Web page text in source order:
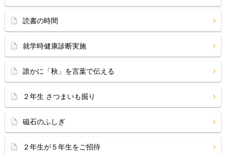
読書の時間
就学時健康診断実施
誰かに「秋」を言葉で伝える
２年生 さつまいも掘り
磁石のふしぎ
２年生が５年生をご招待